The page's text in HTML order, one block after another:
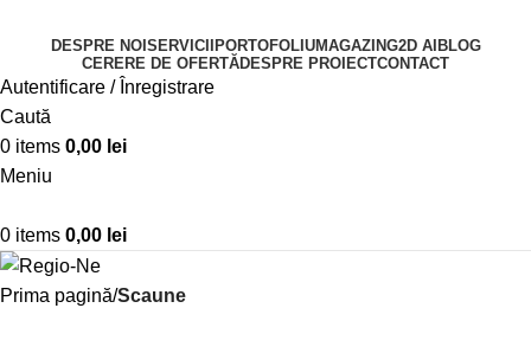
DESPRE NOI SERVICII PORTOFOLIUMAGAZING2D AI BLOG
CERERE DE OFERTĂDESPRE PROIECTCONTACT
Autentificare / Înregistrare
Caută
0 items 0,00 lei
Meniu
0 items 0,00 lei
Prima pagină Scaune